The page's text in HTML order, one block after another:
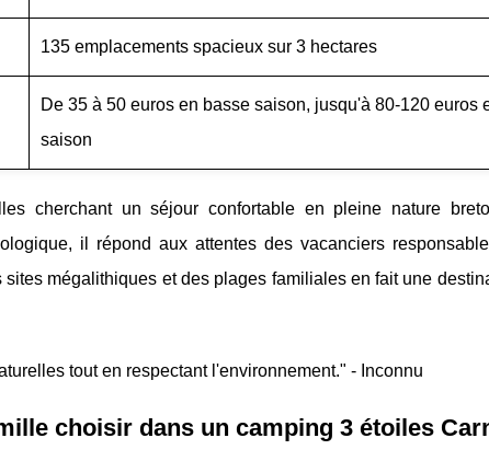
135 emplacements spacieux sur 3 hectares
De 35 à 50 euros en basse saison, jusqu'à 80-120 euros
saison
cherchant un séjour confortable en pleine nature
il répond aux attentes des vacanciers
mégalithiques et des plages familiales en fait une
tout en respectant l'environnement." - Inconnu
choisir dans un camping 3 étoiles